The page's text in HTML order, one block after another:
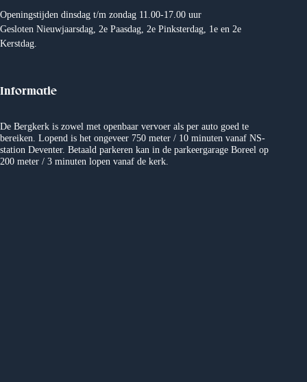
Openingstijden dinsdag t/m zondag 11.00-17.00 uur
Gesloten Nieuwjaarsdag, 2e Paasdag, 2e Pinksterdag, 1e en 2e
Kerstdag.
Informatie
De Bergkerk is zowel met openbaar vervoer als per auto goed te
bereiken. Lopend is het ongeveer 750 meter / 10 minuten vanaf NS-
station Deventer. Betaald parkeren kan in de parkeergarage Boreel op
200 meter / 3 minuten lopen vanaf de kerk.